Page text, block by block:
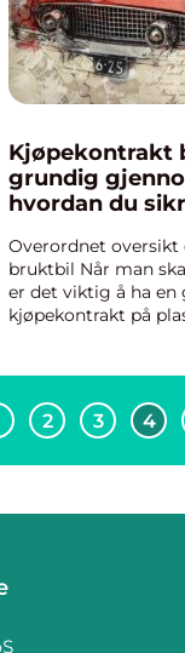
Kjøpekontrakt
grundig
hvordan du
Overordnet
bruktbil Når man
er det viktig å ha
kjøpekontrakt på
2 3 4